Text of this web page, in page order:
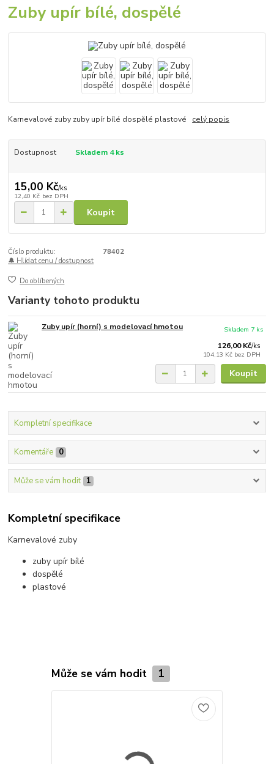
Zuby upír bílé, dospělé
Karnevalové zuby zuby upír bílé dospělé plastové celý popis
Dostupnost Skladem 4 ks
15,00 Kč/ks
12,40 Kč bez DPH
Koupit
Číslo produktu:
78402
🔔 Hlídat cenu / dostupnost
Do oblíbených
Varianty tohoto produktu
Zuby upír (horní) s modelovací hmotou
126,00 Kč/ks
104,13 Kč bez DPH
Skladem 7 ks
Koupit
Kompletní specifikace
Komentáře 0
Může se vám hodit 1
Kompletní specifikace
Karnevalové zuby
zuby upír bílé
dospělé
plastové
Může se vám hodit 1